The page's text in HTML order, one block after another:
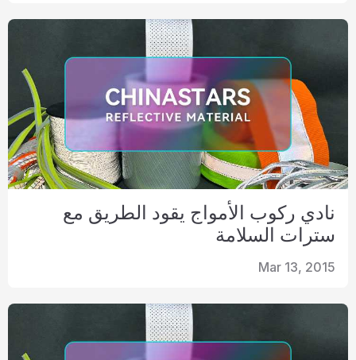
نادي ركوب الأمواج يقود الطريق مع
سترات السلامة
Mar 13, 2015